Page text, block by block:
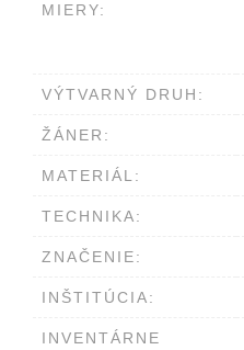
MIERY:
VÝTVARNÝ DRUH:
ŽÁNER:
MATERIÁL:
TECHNIKA:
ZNAČENIE:
INŠTITÚCIA:
INVENTÁRNE